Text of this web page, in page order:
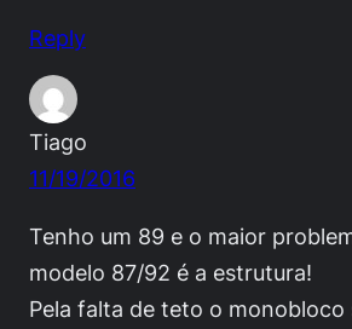
Reply
Tiago
11/19/2016
Tenho um 89 e o maior
modelo 87/92 é a estrutura!
Pela falta de teto o monobloco